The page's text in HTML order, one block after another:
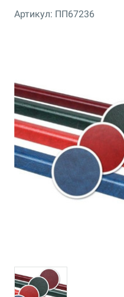
Артикул: ПП67236